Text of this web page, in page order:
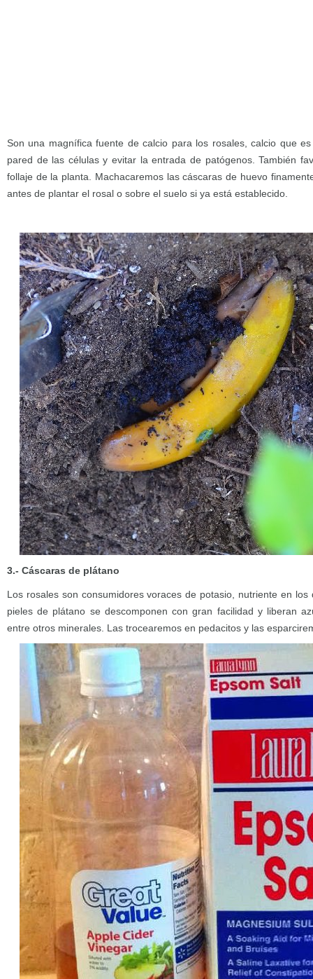
Son una magnífica fuente de calcio para los rosales, calcio que
pared de las células y evitar la entrada de patógenos. También
follaje de la planta. Machacaremos las cáscaras de huevo
antes de plantar el rosal o sobre el suelo si ya está establecido.
3.- Cáscaras de plátano
Los rosales son consumidores voraces de potasio, nutriente en
pieles de plátano se descomponen con gran facilidad y liberan
entre otros minerales. Las trocearemos en pedacitos y las